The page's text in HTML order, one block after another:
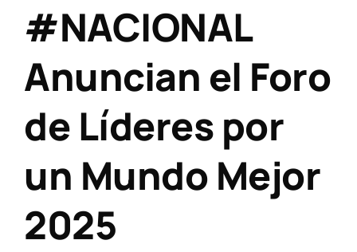
#NACIONAL
Anuncian el Foro
de Líderes por
un Mundo Mejor
2025